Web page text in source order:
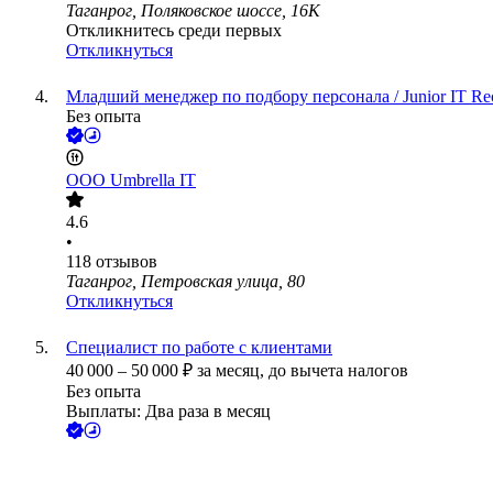
Таганрог, Поляковское шоссе, 16К
Откликнитесь среди первых
Откликнуться
Младший менеджер по подбору персонала / Junior IT
Без опыта
ООО Umbrella IT
4.6
•
118 отзывов
Таганрог, Петровская улица, 80
Откликнуться
Специалист по работе с клиентами
40 000 – 50 000 ₽ за месяц, до вычета налогов
Без опыта
Выплаты: Два раза в месяц